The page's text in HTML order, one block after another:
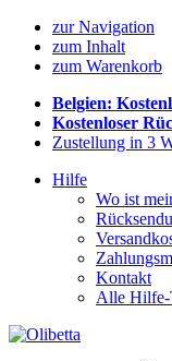
zur Navigation
zum Inhalt
zum Warenkorb
Belgien:
Kostenloser
Zustellung in 3
Hilfe
Wo ist
Kontakt
Alle Hilfe-